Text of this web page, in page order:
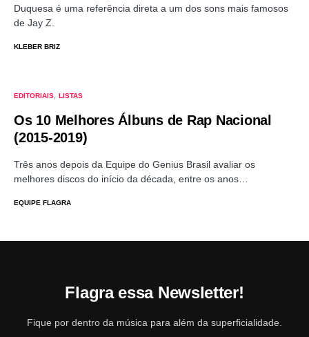
Duquesa é uma referência direta a um dos sons mais famosos
de Jay Z.
KLEBER BRIZ
EDITORIAIS LISTAS
Os 10 Melhores Álbuns de Rap Nacional
(2015-2019)
Três anos depois da Equipe do Genius Brasil avaliar os
melhores discos do início da década, entre os anos…
EQUIPE FLAGRA
Flagra essa Newsletter!
Fique por dentro da música para além da superficialidade.